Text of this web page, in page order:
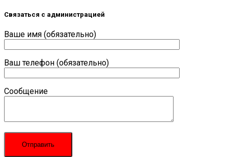
Связаться с администрацией
Ваше имя (обязательно)
Ваш телефон (обязательно)
Сообщение